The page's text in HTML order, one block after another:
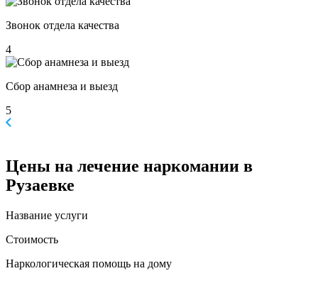
Звонок отдела качества
4
Сбор анамнеза и выезд
5
Цены на лечение наркомании в
Рузаевке
Название услуги
Стоимость
Наркологическая помощь на дому